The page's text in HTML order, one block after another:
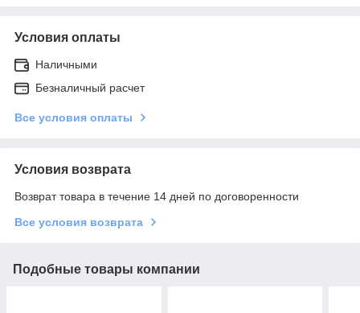
Условия оплаты
Наличными
Безналичный расчет
Все условия оплаты
Условия возврата
Возврат товара в течение 14 дней по договоренности
Все условия возврата
Подобные товары компании